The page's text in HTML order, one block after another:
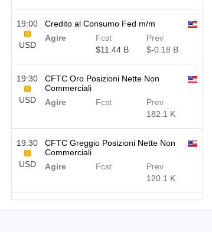
19:00
USD
Credito al Consumo Fed m/m
Agire
Fcst
$​11.44 B
Prev
$​-0.18 B
19:30
USD
CFTC Oro Posizioni Nette Non
Commerciali
Agire
Fcst
Prev
182.1 K
19:30
USD
CFTC Greggio Posizioni Nette Non
Commerciali
Agire
Fcst
Prev
120.1 K